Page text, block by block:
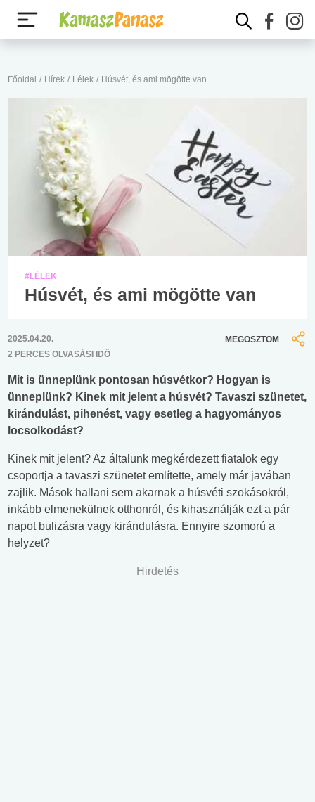
Főoldal / Hírek / Lélek / Húsvét, és ami mögötte van
#LÉLEK
Húsvét, és ami mögötte van
2025.04.20.
2 PERCES OLVASÁSI IDŐ
MEGOSZTOM
Mit is ünneplünk pontosan húsvétkor? Hogyan is
ünneplünk? Kinek mit jelent a húsvét? Tavaszi szünetet,
kirándulást, pihenést, vagy esetleg a hagyományos
locsolkodást?
Kinek mit jelent? Az általunk megkérdezett fiatalok egy
csoportja a tavaszi szünetet említette, amely már javában
zajlik. Mások hallani sem akarnak a húsvéti szokásokról,
inkább elmenekülnek otthonról, és kihasználják ezt a pár
napot bulizásra vagy kirándulásra. Ennyire szomorú a
helyzet?
Hirdetés